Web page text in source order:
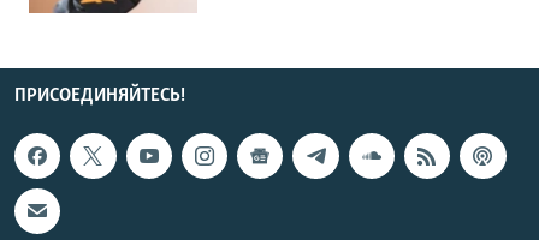
ПРИСОЕДИНЯЙТЕСЬ!